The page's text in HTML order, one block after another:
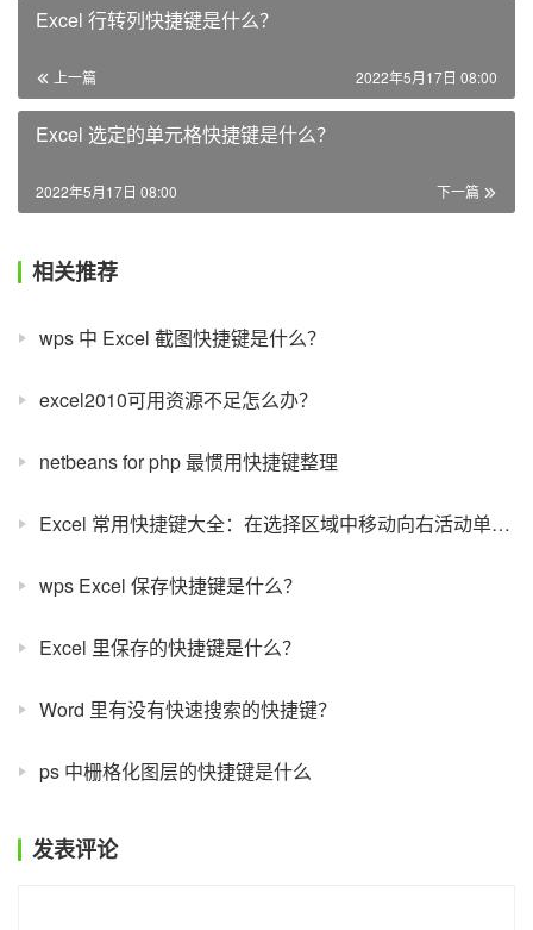
Excel 行转列快捷键是什么？
上一篇 2022年5月17日 08:00
Excel 选定的单元格快捷键是什么？
下一篇
2022年5月17日 08:00
相关推荐
wps 中 Excel 截图快捷键是什么？
excel2010可用资源不足怎么办？
netbeans for php 最惯用快捷键整理
Excel 常用快捷键大全：在选择区域中移动向右活动单元格
wps Excel 保存快捷键是什么？
Excel 里保存的快捷键是什么？
Word 里有没有快速搜索的快捷键？
ps 中栅格化图层的快捷键是什么
发表评论